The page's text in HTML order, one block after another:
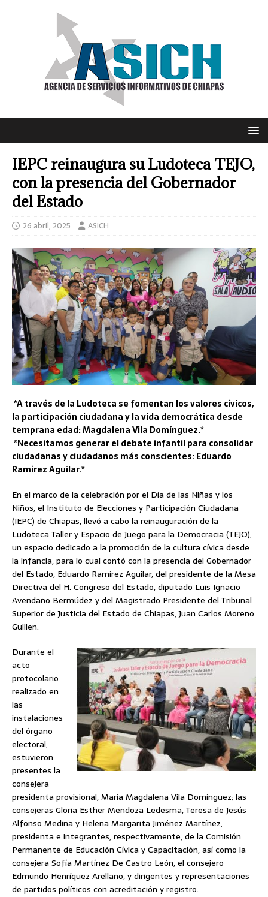
IEPC reinaugura su Ludoteca TEJO,
con la presencia del Gobernador
del Estado
26 abril, 2025 ASICH
*A través de la Ludoteca se fomentan los valores cívicos,
la participación ciudadana y la vida democrática desde
temprana edad: Magdalena Vila Domínguez.*
*Necesitamos generar el debate infantil para consolidar
ciudadanas y ciudadanos más conscientes: Eduardo
Ramírez Aguilar.*
En el marco de la celebración por el Día de las Niñas y los
Niños, el Instituto de Elecciones y Participación Ciudadana
(IEPC) de Chiapas, llevó a cabo la reinauguración de la
Ludoteca Taller y Espacio de Juego para la Democracia (TEJO),
un espacio dedicado a la promoción de la cultura cívica desde
la infancia, para lo cual contó con la presencia del Gobernador
del Estado, Eduardo Ramírez Aguilar, del presidente de la Mesa
Directiva del H. Congreso del Estado, diputado Luis Ignacio
Avendaño Bermúdez y del Magistrado Presidente del Tribunal
Superior de Justicia del Estado de Chiapas, Juan Carlos Moreno
Guillen.
Durante el
acto
protocolario
realizado en
las
instalaciones
del órgano
electoral,
estuvieron
presentes la
consejera
presidenta provisional, María Magdalena Vila Domínguez; las
consejeras Gloria Esther Mendoza Ledesma, Teresa de Jesús
Alfonso Medina y Helena Margarita Jiménez Martínez,
presidenta e integrantes, respectivamente, de la Comisión
Permanente de Educación Cívica y Capacitación, así como la
consejera Sofía Martínez De Castro León, el consejero
Edmundo Henríquez Arellano, y dirigentes y representaciones
de partidos políticos con acreditación y registro.